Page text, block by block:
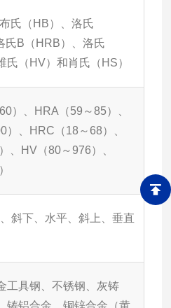
氏（HB）、洛氏
氏B（HRB）、洛氏
氏（HV）和肖氏（HS）
）、HRA（59～85）、
）、HRC（18～68）、
、HV（80～976）、
斜下、水平、斜上、垂直
工具钢、不锈钢、灰铸
铸铝合金、铜锌合金（黄